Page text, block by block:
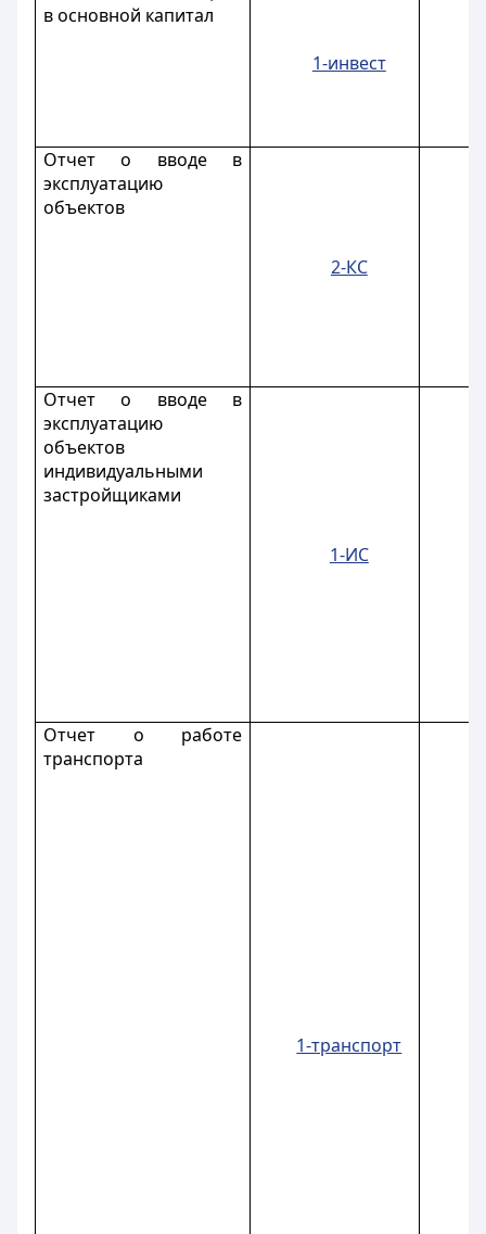
в основной капитал
1-инвест
Отчет о вводе в
эксплуатацию
объектов
2-КС
Отчет о вводе в
эксплуатацию
объектов
индивидуальными
застройщиками
1-ИС
Отчет о работе
транспорта
1-транспорт